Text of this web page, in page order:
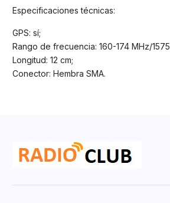
Especificaciones técnicas:
GPS: sí;
Rango de frecuencia: 160-174 MHz/
Longitud: 12 cm;
Conector: Hembra SMA.